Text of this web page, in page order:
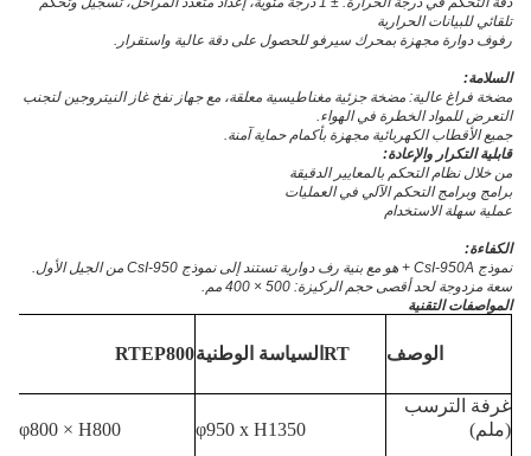
تلقائي للبيانات الحرارية
رفوف دوارة مجهزة بمحرك سيرفو للحصول على دقة عالية واستقرار.
السلامة:
مضخة فراغ عالية: مضخة جزئية مغناطيسية معلقة، مع جهاز نفخ غاز النيتروجين لتجنب
التعرض للمواد الخطرة في الهواء.
جميع الأقطاب الكهربائية مجهزة بأكمام حماية آمنة.
قابلية التكرار والإعادة:
من خلال نظام التحكم بالمعايير الدقيقة
برامج وبرامج التحكم الآلي في العمليات
عملية سهلة الاستخدام
الكفاءة:
نموذج CsI-950A + هو مع بنية رف دوارية تستند إلى نموذج CsI-950 من الجيل الأول.
سعة مزدوجة لحد أقصى حجم الركيزة: 500 × 400 مم.
المواصفات التقنية
الوصف RTالسياسة الوطنية RTEP800
غرفة الترسب
(ملم)
φ950 x H1350
φ800 × H800